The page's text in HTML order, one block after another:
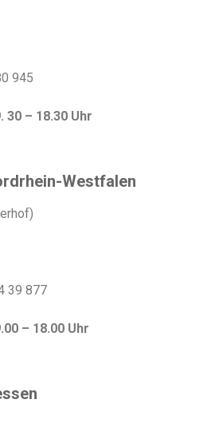
945
– 18.30 Uhr
Westfalen
39 877
– 18.00 Uhr